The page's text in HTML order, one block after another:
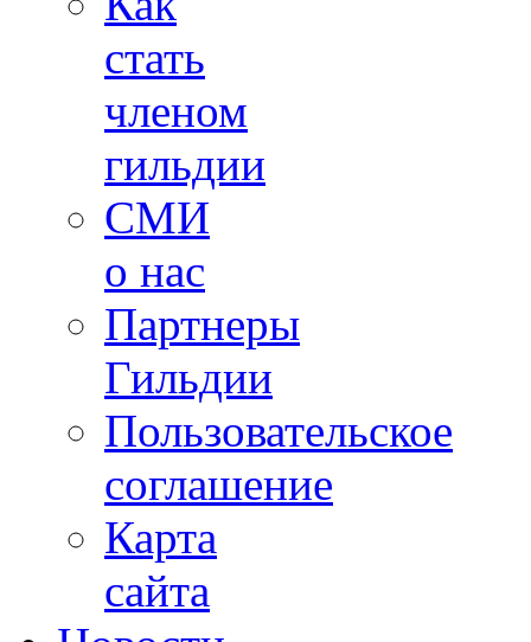
стать
членом
гильдии
СМИ
о нас
Партнеры
Гильдии
Пользовательское
соглашение
Карта
сайта